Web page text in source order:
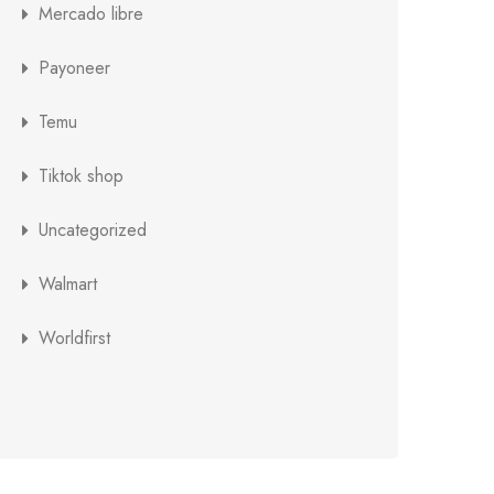
Mercado libre
Payoneer
Temu
Tiktok shop
Uncategorized
Walmart
Worldfirst